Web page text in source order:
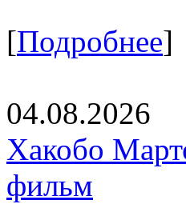
[Подробнее]
04.08.2026
Хакобо
фильм